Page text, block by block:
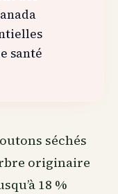
santé
séchés
originaire
18 %